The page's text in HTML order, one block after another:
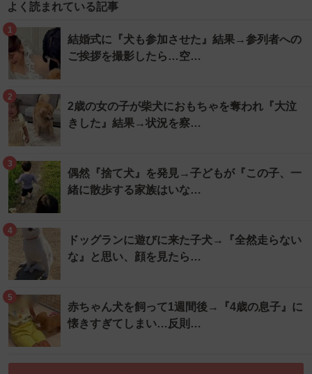
よく読まれている記事
1
結婚式に『犬も参加させた』結果→参列者への
ご挨拶を撮影したら…空…
2
2歳の女の子が柴犬におもちゃを奪われ『大泣
きした』結果→状況を察…
3
偶然『捨て犬』を発見→子どもが『この子、一
緒に散歩する家族はいな…
4
ドッグランに遊びに来た子犬→『全然走らない
な』と思い、顔を見たら…
5
赤ちゃん犬を飼って1週間後→『4歳の息子』に
懐きすぎてしまい…反則…